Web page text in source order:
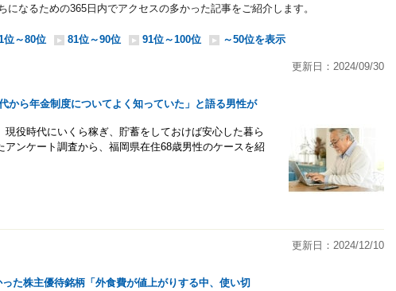
なるための365日内でアクセスの多かった記事をご紹介します。
位～80位 81位～90位 91位～100位 ～50位を表示
から年金制度についてよく知っていた」と語る男性が
更新日：2024/09/30
役時代にいくら稼ぎ、貯蓄をしておけば安心した暮ら
アンケート調査から、福岡県在住68歳男性のケースを紹
た株主優待銘柄「外食費が値上がりする中、使い切
更新日：2024/12/10